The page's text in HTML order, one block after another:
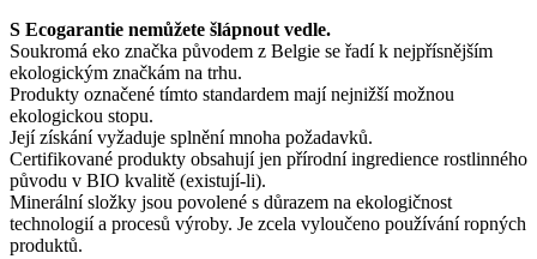
S Ecogarantie nemůžete šlápnout vedle.
Soukromá eko značka původem z Belgie se řadí k nejpřísnějším
ekologickým značkám na trhu.
Produkty označené tímto standardem mají nejnižší možnou
ekologickou stopu.
Její získání vyžaduje splnění mnoha požadavků.
Certifikované produkty obsahují jen přírodní ingredience rostlinného
původu v BIO kvalitě (existují-li).
Minerální složky jsou povolené s důrazem na ekologičnost
technologií a procesů výroby. Je zcela vyloučeno používání ropných
produktů.